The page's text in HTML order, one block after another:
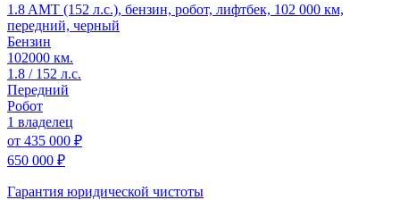
1.8 AMT (152 л.с.), бензин, робот, лифтбек, 102 000 км,
передний, черный
Бензин
102000 км.
1.8 / 152 л.с.
Передний
Робот
1 владелец
от 435 000 ₽
650 000 ₽
Гарантия юридической чистоты